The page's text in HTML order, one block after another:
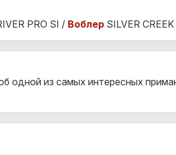
PRO SI / Воблер SILVER
одной из самых интересных